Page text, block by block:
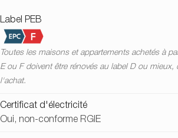
Label PEB
Toutes les maisons et appartements achetés à
E ou F doivent être rénovés au label D ou mieux,
l'achat.
Certificat d'électricité
Oui, non-conforme RGIE